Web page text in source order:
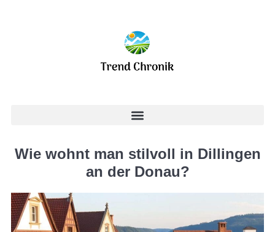
Wie wohnt man stilvoll in Dillingen
an der Donau?